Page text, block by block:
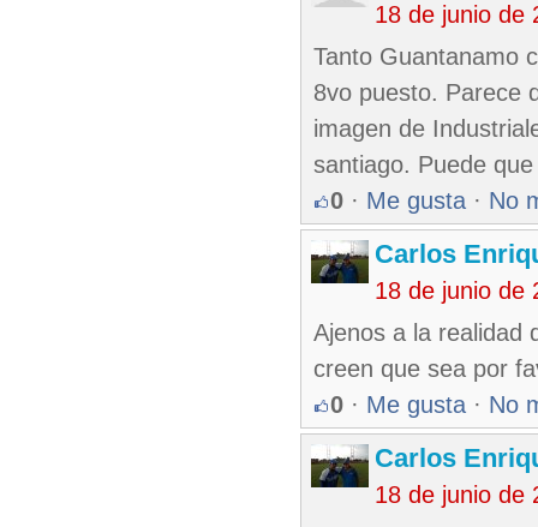
18 de junio de
Tanto Guantanamo
8vo puesto. Parece
imagen de
santiago. Puede
0 · Me gusta · No
Carlos
18 de junio de
Ajenos a la realidad
creen que sea por
0 · Me gusta · No
Carlos
18 de junio de